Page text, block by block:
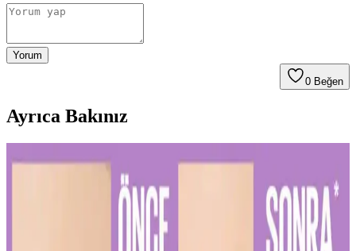
Yorum
0 Beğen
Ayrıca Bakınız
Diş Hassasiyetini Azaltan Doğru Diş Macunu Seçimi
ve Kullanım İpuçları
Diş hassasiyetini hafifletmek ve sağlıklı bir gülüşe ulaşmak için
doğru diş macunu seçimi ve düzenli kullanım önemlidir. Uzman
önerileriyle diş sağlığınızı koruyun.